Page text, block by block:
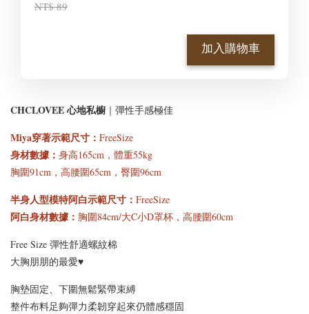
NT$ 89
加入購物車
CHCLOVEE 心地私櫥 ｜彈性手感極佳
Miya穿著示範尺寸 ： FreeSize
身材數據： 身高165cm，體重55kg
胸圍91cm，高腰圍65cm，臀圍96cm
半身人型模特阿白示範尺寸： FreeSize
阿白身材數據： 胸圍84cm/大C小D罩杯，高腰圍60cm
Free Size 彈性舒適螺紋棉
大胸朋朋的最愛♥
胸墊固定、 下圍無鬆緊帶束縛
整件布料足夠彈力柔韌穿起來仍體感穩固